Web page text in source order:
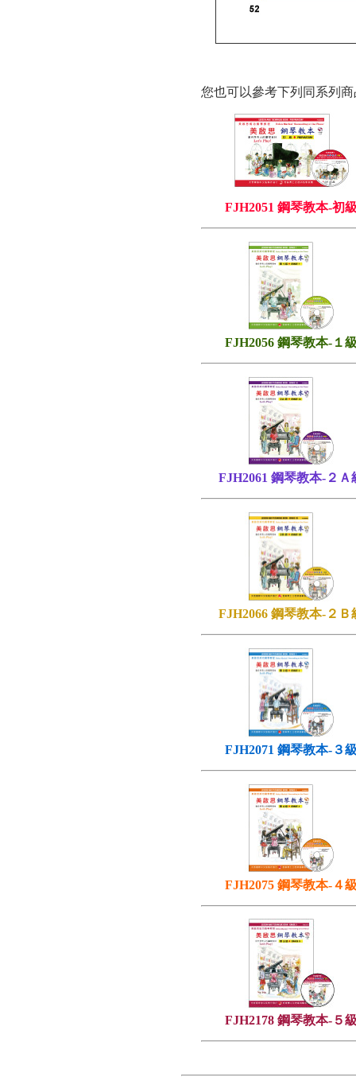
您也可以參考下列同系列
FJH2051 鋼琴教本-初
FJH2056 鋼琴教本-１
FJH2061 鋼琴教本-２Ａ
FJH2066 鋼琴教本-２Ｂ
FJH2071 鋼琴教本-３
FJH2075 鋼琴教本-４
FJH2178 鋼琴教本-５